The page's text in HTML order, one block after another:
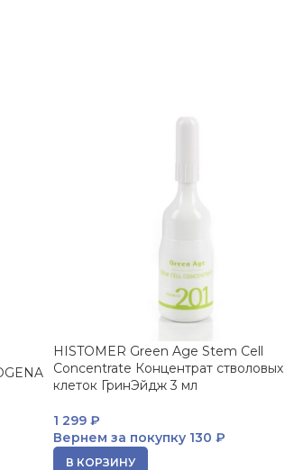
HISTOMER Green Age Stem Cell
Concentrate Концентрат стволовых
клеток ГринЭйдж 3 мл
1 299 ₽
Вернем за покупку 130 ₽
В КОРЗИНУ